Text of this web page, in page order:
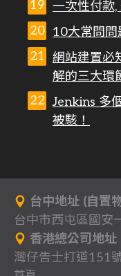
一次性付款
10大常問問
網站建置必
解的三大環
Jenkins 多
被駭！
台中地址 (自置
台中市西屯區國安
香港總公司地址
灣仔告士打道151